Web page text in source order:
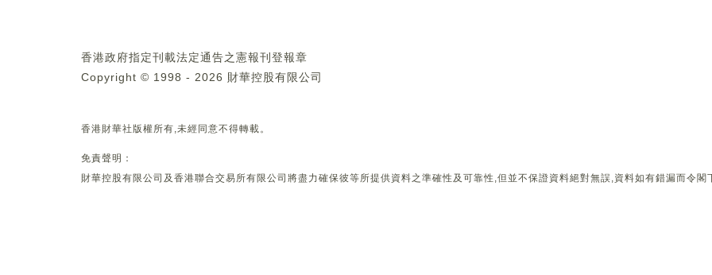
香港政府指定刊載法定通告之憲報刊登報章
Copyright © 1998 - 2026 財華控股有限公司
香港財華社版權所有,未經同意不得轉載。
免責聲明：
財華控股有限公司及香港聯合交易所有限公司將盡力確保彼等所提供資料之準確性及可靠性,但並不保證資料絕對無誤,資料如有錯漏而令閣